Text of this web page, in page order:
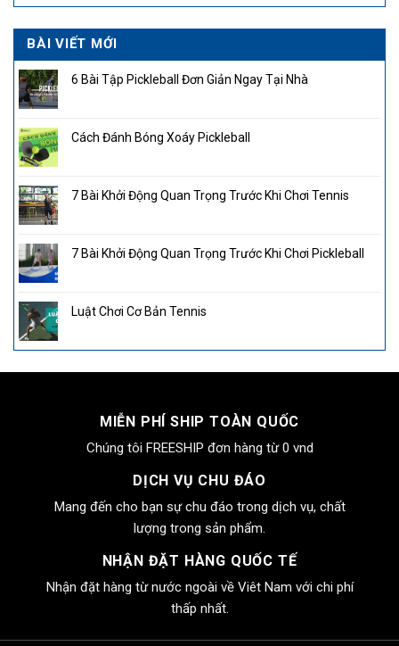
BÀI VIẾT MỚI
6 Bài Tập Pickleball Đơn Giản Ngay Tại Nhà
Cách Đánh Bóng Xoáy Pickleball
7 Bài Khởi Động Quan Trọng Trước Khi Chơi Tennis
7 Bài Khởi Động Quan Trọng Trước Khi Chơi Pickleball
Luật Chơi Cơ Bản Tennis
MIỄN PHÍ SHIP TOÀN QUỐC
Chúng tôi FREESHIP đơn hàng từ 0 vnd
DỊCH VỤ CHU ĐÁO
Mang đến cho bạn sự chu đáo trong dịch vụ, chất
lượng trong sản phẩm.
NHẬN ĐẶT HÀNG QUỐC TẾ
Nhận đặt hàng từ nước ngoài về Viêt Nam với chi phí
thấp nhất.